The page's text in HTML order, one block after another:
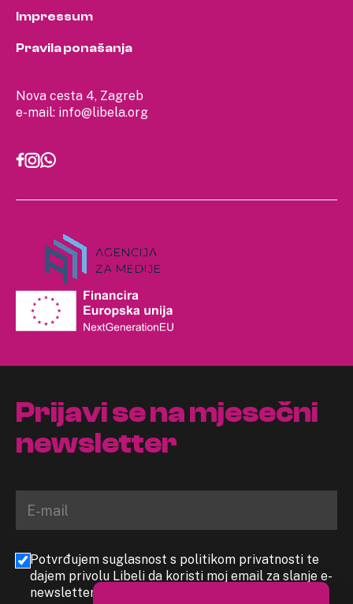
Nova cesta 4, Zagreb
e-mail: info@libela.org
Impressum
Pravila ponašanja
Prijavi se na mjesečni
newsletter
Potvrđujem suglasnost s politikom privatnosti te
dajem privolu Libeli da koristi moj email za slanje e-
newslettera